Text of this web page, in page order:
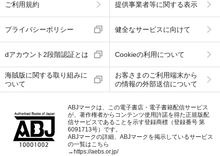
ご利用規約 提供事業者等に関する表示
プライバシーポリシー 健全なサービスに向けて
dアカウント2段階認証とは Cookieの利用について
海賊版に関する取り組みに
ついて
お客さまのご利用端末から
の情報の外部送信について
ABJマークは、この電子書店・電子書籍配信サービス
が、著作権者からコンテンツ使用許諾を得た正規版配
信サービスであることを示す登録商標（登録番号 第
6091713号）です。
ABJマークの詳細、ABJマークを掲示しているサービス
の一覧はこちら
→ https://aebs.or.jp/